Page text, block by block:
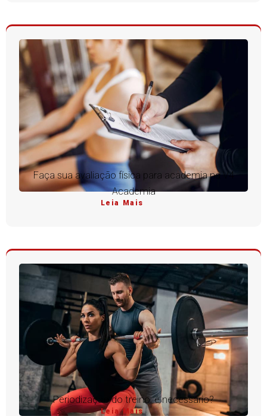
Faça sua avaliação física para academia na V4
Academia
Leia Mais
Periodização do treino: é necessário?
Leia Mais